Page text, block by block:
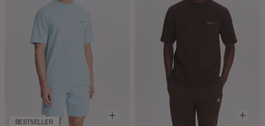
BESTSELLER